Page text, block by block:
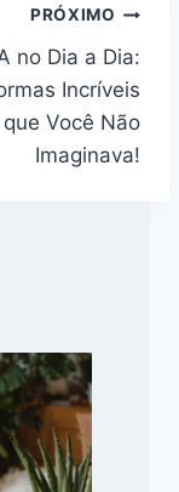
PRÓXIMO
no Dia a Dia:
Incríveis
que Você Não
Imaginava!